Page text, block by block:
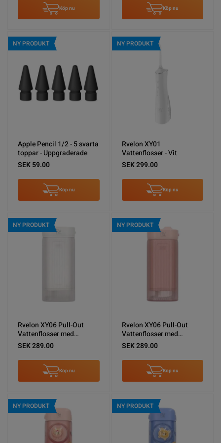
Köp nu Köp nu
NY PRODUKT
Apple Pencil 1/2 - 5 svarta
toppar - Uppgraderade
SEK 59.00
Köp nu
NY PRODUKT
Rvelon XY01
Vattenflosser - Vit
SEK 299.00
Köp nu
NY PRODUKT
Rvelon XY06 Pull-Out
Vattenflosser med
spolning - Vit
SEK 289.00
Köp nu
NY PRODUKT
Rvelon XY06 Pull-Out
Vattenflosser med
spolning - Rosa
SEK 289.00
Köp nu
NY PRODUKT NY PRODUKT